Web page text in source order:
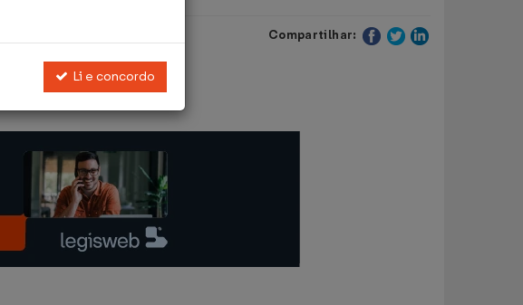
Compartilhar:
- GABIN.
Li e concordo